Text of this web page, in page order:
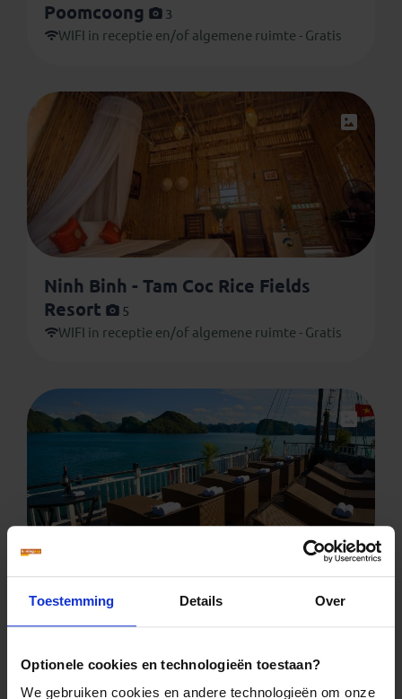
Toestemming Details Over
Optionele cookies en technologieën toestaan?
We gebruiken cookies en andere technologieën om onze
Poomcoong
3
WIFI in receptie en/of algemene ruimte - Gratis
Ninh Binh - Tam Coc Rice Fields
Resort
5
WIFI in receptie en/of algemene ruimte - Gratis
Halong Bay - Garden Bay Cruise
WIFI in kamer - Gratis